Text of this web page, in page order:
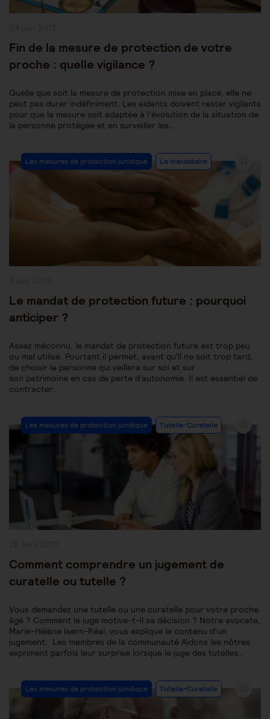
Fin de la mesure de protection de votre
proche : quelle vigilance ?
Quelle que soit la mesure de protection mise en place, elle ne
peut pas durer indéfiniment. Les aidants doivent rester vigilants
pour que la mesure soit adaptée à l’évolution de la situation de
la personne protégée et en surveiller les…
Post
Category:
Les mesures de protection juridique Le mandataire
Le mandat de protection future : pourquoi
anticiper ?
Assez méconnu, le mandat de protection future est trop peu
ou mal utilisé. Pourtant il permet, avant qu'il ne soit trop tard,
de choisir la personne qui veillera sur soi et sur
son patrimoine en cas de perte d'autonomie. Il est essentiel de
contracter…
Post
Category:
Les mesures de protection juridique Tutelle-Curatelle
Comment comprendre un jugement de
curatelle ou tutelle ?
Vous demandez une tutelle ou une curatelle pour votre proche
âgé ? Comment le juge motive-t-il sa décision ? Notre avocate,
Marie-Hélène Isern-Réal, vous explique le contenu d’un
jugement. Les membres de la communauté Aidons les nôtres
expriment parfois leur surprise lorsque le juge des tutelles…
Post
Category:
Les mesures de protection juridique Tutelle-Curatelle